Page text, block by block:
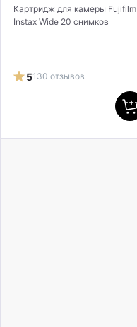
Картридж для камеры Fujifilm
Instax Wide 20 снимков
5130 отзывов